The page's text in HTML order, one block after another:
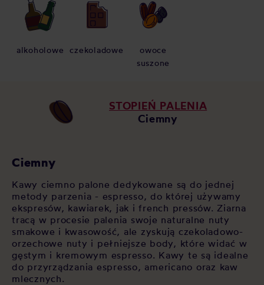
alkoholowe czekoladowe
owoce
suszone
STOPIEŃ PALENIA
Ciemny
Ciemny
Kawy ciemno palone dedykowane są do jednej
metody parzenia - espresso, do której używamy
ekspresów, kawiarek, jak i french pressów. Ziarna
tracą w procesie palenia swoje naturalne nuty
smakowe i kwasowość, ale zyskują czekoladowo-
orzechowe nuty i pełniejsze body, które widać w
gęstym i kremowym espresso. Kawy te są idealne
do przyrządzania espresso, americano oraz kaw
mlecznych.